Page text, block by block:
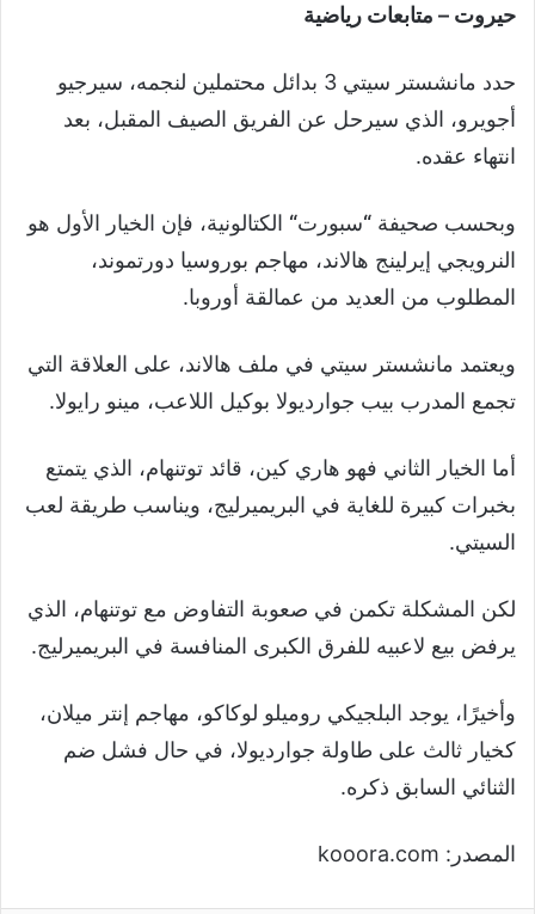
حيروت – متابعات رياضية
حدد مانشستر سيتي 3 بدائل محتملين لنجمه، سيرجيو
أجويرو، الذي سيرحل عن الفريق الصيف المقبل، بعد
انتهاء عقده.
وبحسب صحيفة “سبورت“ الكتالونية، فإن الخيار الأول هو
النرويجي إيرلينج هالاند، مهاجم بوروسيا دورتموند،
المطلوب من العديد من عمالقة أوروبا.
ويعتمد مانشستر سيتي في ملف هالاند، على العلاقة التي
تجمع المدرب بيب جوارديولا بوكيل اللاعب، مينو رايولا.
أما الخيار الثاني فهو هاري كين، قائد توتنهام، الذي يتمتع
بخبرات كبيرة للغاية في البريميرليج، ويناسب طريقة لعب
السيتي.
لكن المشكلة تكمن في صعوبة التفاوض مع توتنهام، الذي
يرفض بيع لاعبيه للفرق الكبرى المنافسة في البريميرليج.
وأخيرًا، يوجد البلجيكي روميلو لوكاكو، مهاجم إنتر ميلان،
كخيار ثالث على طاولة جوارديولا، في حال فشل ضم
الثنائي السابق ذكره.
المصدر: kooora.com